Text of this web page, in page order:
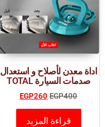
اداة معدن لأصلاح و استعدال
صدمات السيارة TOTAL
EGP400
EGP260
قراءة المزيد